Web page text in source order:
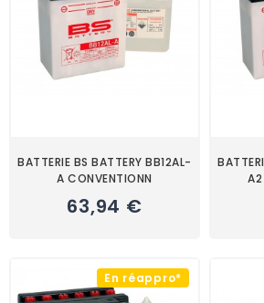
BATTERIE BS BATTERY BB12AL-
A CONVENTIONN
63,94 €
En réappro*